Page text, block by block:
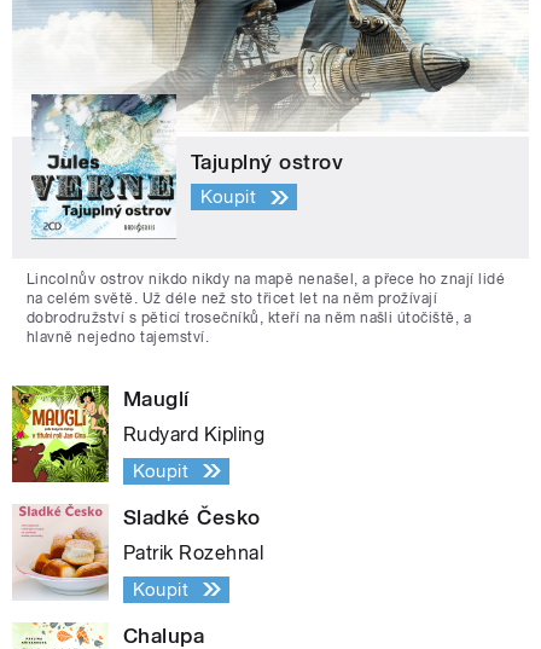
Tajuplný ostrov
Koupit
Lincolnův ostrov nikdo nikdy na mapě nenašel, a přece ho znají lidé
na celém světě. Už déle než sto třicet let na něm prožívají
dobrodružství s pěticí trosečníků, kteří na něm našli útočiště, a
hlavně nejedno tajemství.
Mauglí
Rudyard Kipling
Koupit
Sladké Česko
Patrik Rozehnal
Koupit
Chalupa